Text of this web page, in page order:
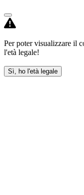
Per poter visualizzare il
l'età legale!
Sì, ho l'età legale